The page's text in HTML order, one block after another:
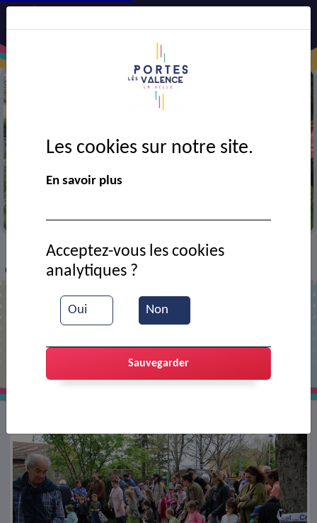
> VIE MUNICIPALE > Ressources documentaires
Chasse aux oeufs 2024
Les cookies sur notre site.
En savoir plus
Oui Non
Acceptez-vous les cookies
analytiques ?
Sauvegarder